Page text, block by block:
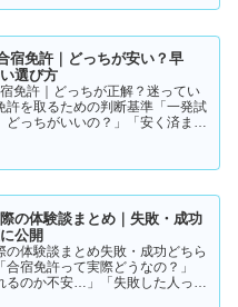
る・数…
宿免許｜どっちが安い？早
選び方
免許｜どっちが正解？迷ってい
許を取るための判断基準「一発試
どっちがいいの？」「安く済ませ
最適…
の体験談まとめ｜失敗・成功
公開
の体験談まとめ失敗・成功どちら
合宿免許って実際どうなの？」
るのか不安…」「失敗した人って